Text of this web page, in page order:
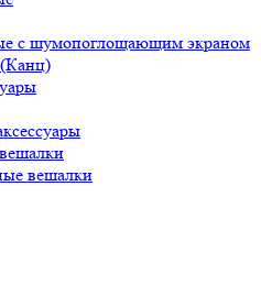
с шумопоглощающим экраном
вешалки